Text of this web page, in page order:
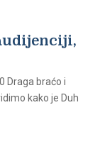
Draga braćo i
kako je Duh